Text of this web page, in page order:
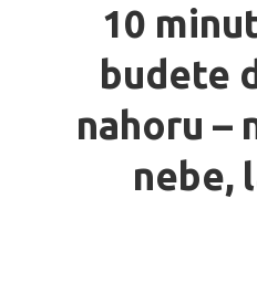
10
budete
nahoru –
nebe,